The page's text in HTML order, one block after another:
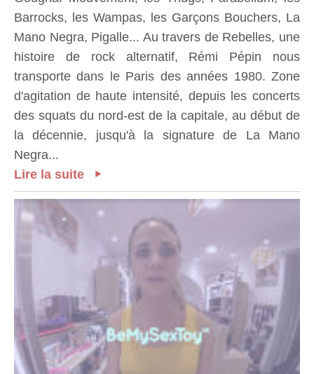
Barrocks, les Wampas, les Garçons Bouchers, La
Mano Negra, Pigalle... Au travers de Rebelles, une
histoire de rock alternatif, Rémi Pépin nous
transporte dans le Paris des années 1980. Zone
d'agitation de haute intensité, depuis les concerts
des squats du nord-est de la capitale, au début de
la décennie, jusqu'à la signature de La Mano
Negra...
Lire la suite